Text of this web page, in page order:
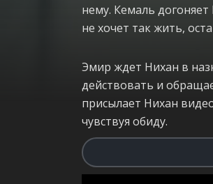
нему. Кемаль
не хочет так жить,
Эмир ждет Нихан в
действовать и
присылает Нихан
чувствуя обиду.